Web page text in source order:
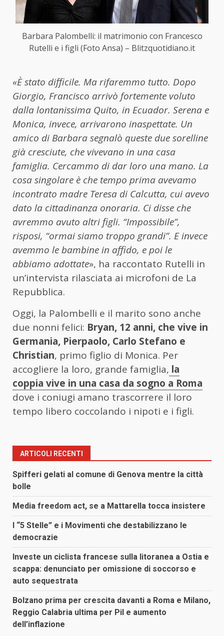
Barbara Palombelli: il matrimonio con Francesco
Rutelli e i figli (Foto Ansa) – Blitzquotidiano.it
«È stato difficile. Ma rifaremmo tutto. Dopo
Giorgio, Francisco arrivò fortemente voluto
dalla lontanissima Quito, in Ecuador. Serena e
Monica, invece, arrivarono inaspettate. Un
amico di Barbara segnalò queste due sorelline
già cresciute, che vivevano in una casa
famiglia. Cercammo di dar loro una mano. La
cosa singolare è che tempo prima avevamo
incontrato madre Teresa di Calcutta, cui avevo
dato la cittadinanza onoraria. Ci disse che
avremmo avuto altri figli. “Impossibile”,
risposi, “ormai siamo troppo grandi”. E invece
avemmo le bambine in affido, e poi le
abbiamo adottate», ha raccontato Rutelli in
un’intervista rilasciata ai microfoni de La
Repubblica.
Oggi, la Palombelli e il marito sono anche
due nonni felici: Bryan, 12 anni, che vive in
Germania, Pierpaolo, Carlo Stefano e
Christian, primo figlio di Monica. Per
accogliere la loro, grande famiglia, la
coppia vive in una casa da sogno a Roma
dove i coniugi amano trascorrere il loro
tempo libero coccolando i nipoti e i figli.
ARTICOLI RECENTI
Spifferi gelati al comune di Genova mentre la città
bolle
Media freedom act, se a Mattarella tocca insistere
I “5 Stelle” e i Movimenti che destabilizzano le
democrazie
Investe un ciclista francese sulla litoranea a Ostia e
scappa: denunciato per omissione di soccorso e
auto sequestrata
Bolzano prima per crescita davanti a Roma e Milano,
Reggio Calabria ultima per Pil e aumento
dell’inflazione